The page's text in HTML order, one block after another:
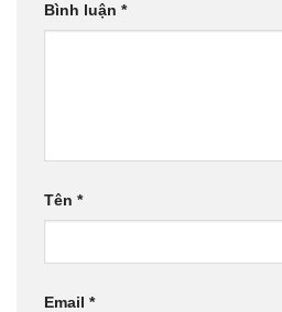
Bình luận *
Tên *
Email *